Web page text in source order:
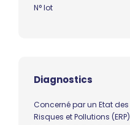
N° lot
Diagnostics
Concerné par un Etat des
Risques et Pollutions (ERP)